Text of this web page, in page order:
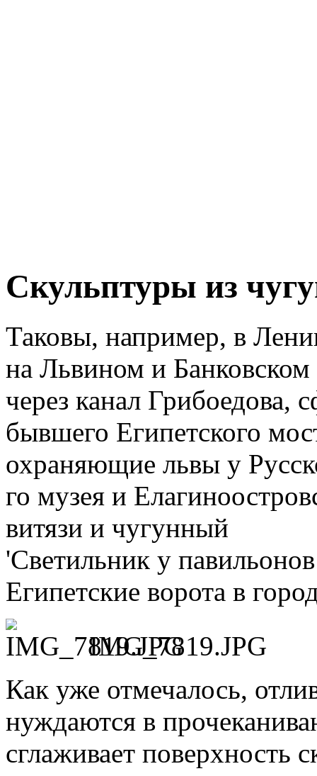
Скульптуры из
Таковы, например, в
на Львином и
через канал Грибоедова,
бывшего Египетского
охраняющие львы у
го музея и
витязи и чугунный
'Светильник у
Египетские ворота в
IMG_7819.JPG
Как уже отмечалось,
нуждаются в
сглаживает поверхность